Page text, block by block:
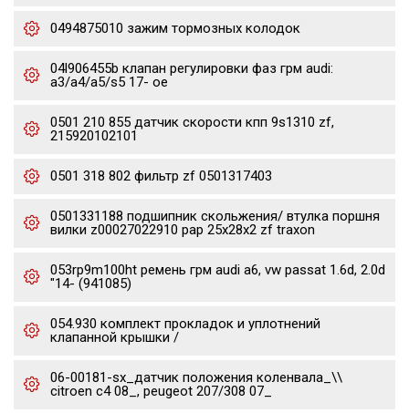
0494875010 зажим тормозных колодок
04l906455b клапан регулировки фаз грм audi:
a3/a4/a5/s5 17- oe
0501 210 855 датчик скорости кпп 9s1310 zf,
215920102101
0501 318 802 фильтр zf 0501317403
0501331188 подшипник скольжения/ втулка поршня
вилки z00027022910 pap 25x28x2 zf traxon
053rp9m100ht ремень грм audi a6, vw passat 1.6d, 2.0d
"14- (941085)
054.930 комплект прокладок и уплотнений
клапанной крышки /
06-00181-sx_датчик положения коленвала_\\
citroen c4 08_, peugeot 207/308 07_